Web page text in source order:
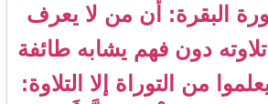
البقرة: أن من لا يعرف
دون فهم يشابه طائفة
من التوراة إلا التلاوة: